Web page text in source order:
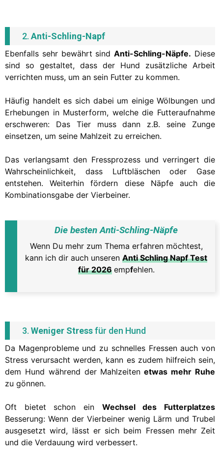
2. Anti-Schling-Napf
Ebenfalls sehr bewährt sindAnti-Schling-Näpfe. Diese
sind so gestaltet, dass der Hund zusätzliche Arbeit
verrichten muss, um an sein Futter zu kommen.
Häufig handelt es sich dabei um einige Wölbungen und
Erhebungen in Musterform, welche die Futteraufnahme
erschweren: Das Tier muss dann z.B. seine Zunge
einsetzen, um seine Mahlzeit zu erreichen.
Das verlangsamt den Fressprozess und verringert die
Wahrscheinlichkeit, dass Luftbläschen oder Gase
entstehen. Weiterhin fördern diese Näpfe auch die
Kombinationsgabe der Vierbeiner.
Die besten Anti-Schling-Näpfe
Wenn Du mehr zum Thema erfahren möchtest,
kann ich dir auch unseren Anti Schling Napf Test
für 2026 empfehlen.
3. Weniger Stressfür den Hund
Da Magenprobleme und zu schnelles Fressen auch von
Stress verursacht werden, kann es zudem hilfreich sein,
dem Hund während der Mahlzeiten etwas mehr Ruhe
zu gönnen.
Oft bietet schon ein Wechsel des Futterplatzes
Besserung: Wenn der Vierbeiner wenig Lärm und Trubel
ausgesetzt wird, lässt er sich beim Fressen mehr Zeit
und die Verdauung wird verbessert.